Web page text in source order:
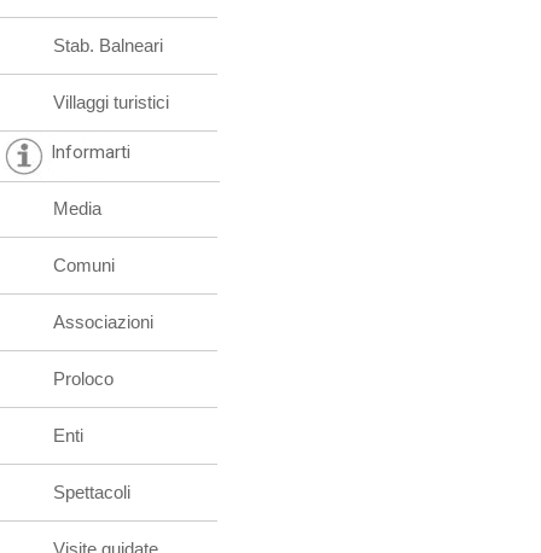
Stab. Balneari
Villaggi turistici
Informarti
Media
Comuni
Associazioni
Proloco
Enti
Spettacoli
Visite guidate